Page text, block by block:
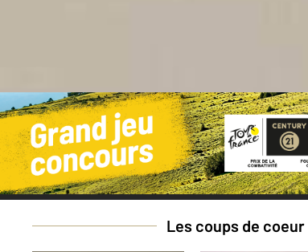
Les coups de coeur